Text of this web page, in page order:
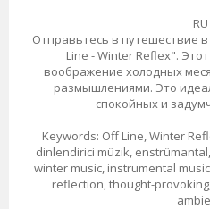
RU
Отправьтесь в путешествие
Line - Winter Reflex".
воображение холодных
размышлениями. Это
спокойных и
Keywords: Off Line, Winter
dinlendirici müzik, enstrümantal,
winter music, instrumental
reflection, thought-